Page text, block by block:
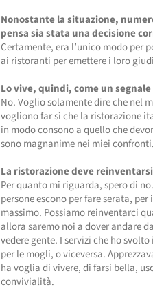
Nonostante la situazione,
pensa sia stata una decisione
Certamente, era l’unico modo per
ai ristoranti per emettere i loro
Lo vive, quindi, come un
No. Voglio solamente dire che nel
vogliono far sì che la ristorazione
in modo consono a quello che
sono magnanime nei miei confronti.
La ristorazione deve
Per quanto mi riguarda, spero di
persone escono per fare serata,
massimo. Possiamo reinventarci
allora saremo noi a dover andare
vedere gente. I servizi che ho
per le mogli, o viceversa.
ha voglia di vivere, di farsi bella,
convivialità.